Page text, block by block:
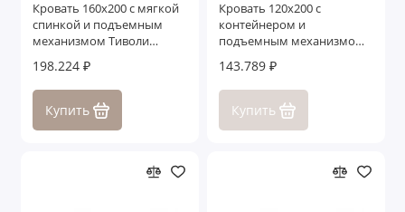
Кровать 160x200 с мягкой
спинкой и подъемным
механизмом Тиволи
198.224 ₽
Купить
Кровать 120x200 с
контейнером и
подъемным механизмом
143.789 ₽
Купить